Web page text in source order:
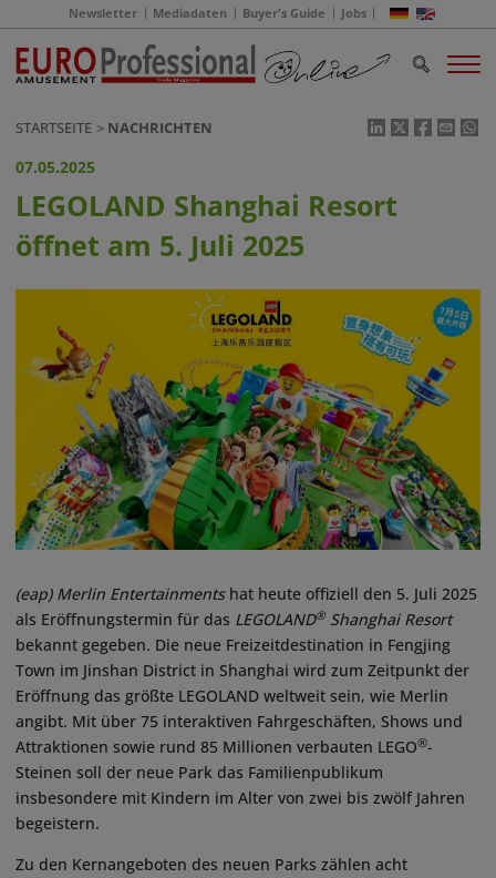
Newsletter Mediadaten Buyer's Guide Jobs
STARTSEITE NACHRICHTEN
07.05.2025
LEGOLAND Shanghai Resort
öffnet am 5. Juli 2025
(eap) Merlin Entertainmentshat heute offiziell den 5. Juli 2025
als Eröffnungstermin für das LEGOLAND®Shanghai Resort
bekannt gegeben. Die neue Freizeitdestination in Fengjing
Town im Jinshan District in Shanghai wird zum Zeitpunkt der
Eröffnung das größte LEGOLAND weltweit sein, wie Merlin
angibt. Mit über 75 interaktiven Fahrgeschäften, Shows und
Attraktionen sowie rund 85 Millionen verbauten LEGO®-
Steinen soll der neue Park das Familienpublikum
insbesondere mit Kindern im Alter von zwei bis zwölf Jahren
begeistern.
Zu den Kernangeboten des neuen Parks zählen acht